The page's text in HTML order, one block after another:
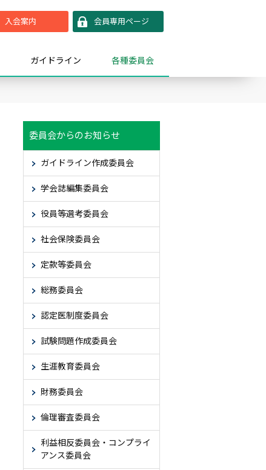
入会案内 会員専用ページ
ガイドライン 各種委員会
委員会からのお知らせ
ガイドライン作成委員会
学会誌編集委員会
役員等選考委員会
社会保険委員会
定款等委員会
総務委員会
認定医制度委員会
試験問題作成委員会
生涯教育委員会
財務委員会
倫理審査委員会
利益相反委員会・コンプライ
アンス委員会